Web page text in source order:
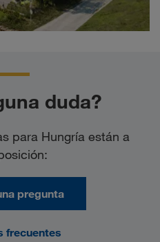
duda?
para Hungría están a
pregunta
frecuentes